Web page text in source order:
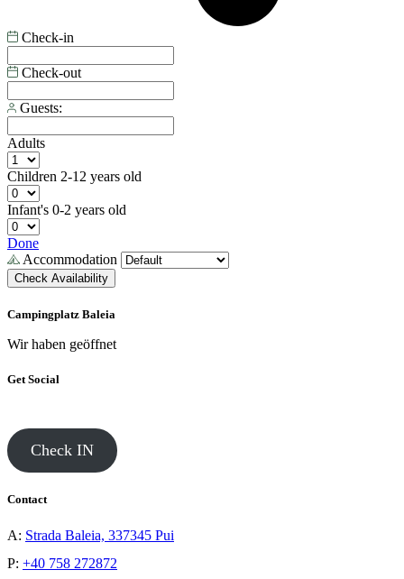
Check-in
Check-out
Guests:
Adults
Children 2-12 years old
Infant's 0-2 years old
Done
Accommodation
Check Availability
Campingplatz Baleia
Wir haben geöffnet
Get Social
Check IN
Contact
A: Strada Baleia, 337345 Pui
P: +40 758 272872